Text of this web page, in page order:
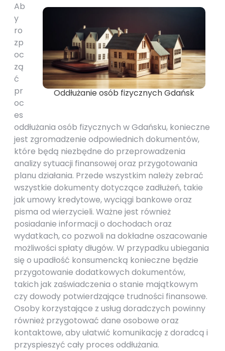
Oddłużanie osób fizycznych Gdańsk
Ab
y
ro
zp
oc
zą
ć
pr
oc
es
oddłużania osób fizycznych w Gdańsku, konieczne
jest zgromadzenie odpowiednich dokumentów,
które będą niezbędne do przeprowadzenia
analizy sytuacji finansowej oraz przygotowania
planu działania. Przede wszystkim należy zebrać
wszystkie dokumenty dotyczące zadłużeń, takie
jak umowy kredytowe, wyciągi bankowe oraz
pisma od wierzycieli. Ważne jest również
posiadanie informacji o dochodach oraz
wydatkach, co pozwoli na dokładne oszacowanie
możliwości spłaty długów. W przypadku ubiegania
się o upadłość konsumencką konieczne będzie
przygotowanie dodatkowych dokumentów,
takich jak zaświadczenia o stanie majątkowym
czy dowody potwierdzające trudności finansowe.
Osoby korzystające z usług doradczych powinny
również przygotować dane osobowe oraz
kontaktowe, aby ułatwić komunikację z doradcą i
przyspieszyć cały proces oddłużania.